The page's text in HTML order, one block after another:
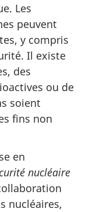
Les
peuvent
y compris
Il existe
des
ou de
soient
fins non
en
nucléaire
nucléaires,